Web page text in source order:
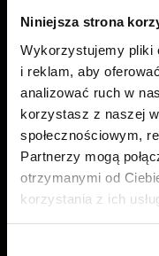
Niniejsza strona
Wykorzystujemy pliki
i reklam, aby
analizować ruch w
korzystasz z naszej
społecznościowym,
Partnerzy mogą
otrzymanymi od
korzystania z ich
Do you need
SEND MESSAGE
We are
Follow us!